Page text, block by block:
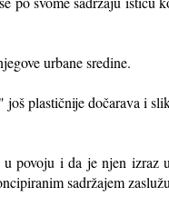
urbane sredine.
plastičnije dočarava i
povoju i da je njen izraz
sadržajem